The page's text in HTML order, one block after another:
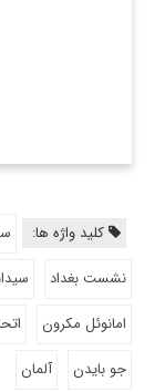
کلید واژه ها:
نشست بغداد
امانوئل مکرون
جو بایدن
آلمان